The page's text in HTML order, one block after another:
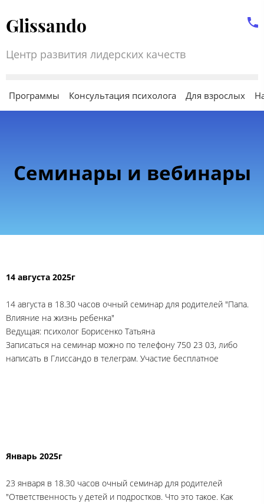
Glissando
Центр развития лидерских качеств
Программы Консультация психолога Для взрослых
Семинары и вебинары
14 августа 2025г
14 августа в 18.30 часов очный семинар для родителей "Папа.
Влияние на жизнь ребенка"
Ведущая: психолог Борисенко Татьяна
Записаться на семинар можно по телефону 750 23 03, либо
написать в Глиссандо в телеграм. Участие бесплатное
Январь 2025г
23 января в 18.30 часов очный семинар для родителей
"Ответственность у детей и подростков. Что это такое. Как